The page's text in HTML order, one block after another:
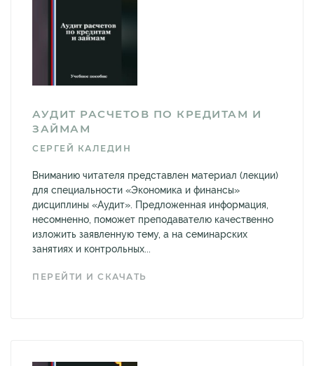
АУДИТ РАСЧЕТОВ ПО КРЕДИТАМ И
ЗАЙМАМ
СЕРГЕЙ КАЛЕДИН
Вниманию читателя представлен материал (лекции)
для специальности «Экономика и финансы»
дисциплины «Аудит». Предложенная информация,
несомненно, поможет преподавателю качественно
изложить заявленную тему, а на семинарских
занятиях и контрольных...
ПЕРЕЙТИ И СКАЧАТЬ